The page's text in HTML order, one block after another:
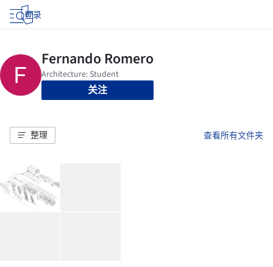
登录
关注
整理 查看所有文件夹